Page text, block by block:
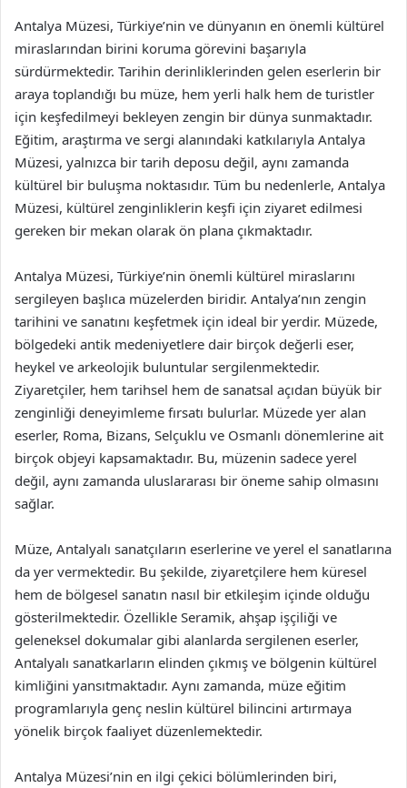
Antalya Müzesi, Türkiye’nin ve dünyanın en önemli kültürel
miraslarından birini koruma görevini başarıyla
sürdürmektedir. Tarihin derinliklerinden gelen eserlerin bir
araya toplandığı bu müze, hem yerli halk hem de turistler
için keşfedilmeyi bekleyen zengin bir dünya sunmaktadır.
Eğitim, araştırma ve sergi alanındaki katkılarıyla Antalya
Müzesi, yalnızca bir tarih deposu değil, aynı zamanda
kültürel bir buluşma noktasıdır. Tüm bu nedenlerle, Antalya
Müzesi, kültürel zenginliklerin keşfi için ziyaret edilmesi
gereken bir mekan olarak ön plana çıkmaktadır.
Antalya Müzesi, Türkiye’nin önemli kültürel miraslarını
sergileyen başlıca müzelerden biridir. Antalya’nın zengin
tarihini ve sanatını keşfetmek için ideal bir yerdir. Müzede,
bölgedeki antik medeniyetlere dair birçok değerli eser,
heykel ve arkeolojik buluntular sergilenmektedir.
Ziyaretçiler, hem tarihsel hem de sanatsal açıdan büyük bir
zenginliği deneyimleme fırsatı bulurlar. Müzede yer alan
eserler, Roma, Bizans, Selçuklu ve Osmanlı dönemlerine ait
birçok objeyi kapsamaktadır. Bu, müzenin sadece yerel
değil, aynı zamanda uluslararası bir öneme sahip olmasını
sağlar.
Müze, Antalyalı sanatçıların eserlerine ve yerel el sanatlarına
da yer vermektedir. Bu şekilde, ziyaretçilere hem küresel
hem de bölgesel sanatın nasıl bir etkileşim içinde olduğu
gösterilmektedir. Özellikle Seramik, ahşap işçiliği ve
geleneksel dokumalar gibi alanlarda sergilenen eserler,
Antalyalı sanatkarların elinden çıkmış ve bölgenin kültürel
kimliğini yansıtmaktadır. Aynı zamanda, müze eğitim
programlarıyla genç neslin kültürel bilincini artırmaya
yönelik birçok faaliyet düzenlemektedir.
Antalya Müzesi’nin en ilgi çekici bölümlerinden biri,